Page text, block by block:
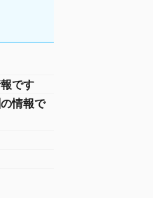
です
情報で